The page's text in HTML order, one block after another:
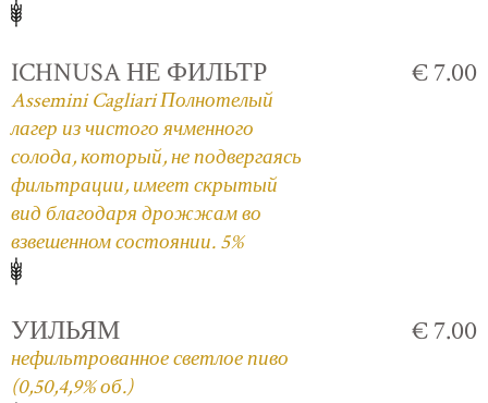
ICHNUSA НЕ ФИЛЬТР
Assemini Cagliari Полнотелый
лагер из чистого ячменного
солода, который, не подвергаясь
фильтрации, имеет скрытый
вид благодаря дрожжам во
взвешенном состоянии. 5%
€ 7.00
УИЛЬЯМ
нефильтрованное светлое пиво
(0,50,4,9% об.)
€ 7.00